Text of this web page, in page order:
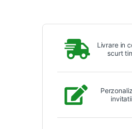
Livrare in
scurt
invitatii